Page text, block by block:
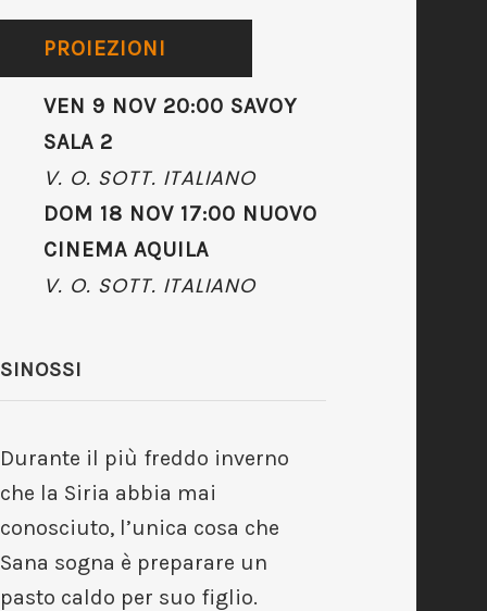
PROIEZIONI
VEN 9 NOV 20:00 SAVOY
SALA 2
V. O. SOTT. ITALIANO
DOM 18 NOV 17:00 NUOVO
CINEMA AQUILA
V. O. SOTT. ITALIANO
SINOSSI
Durante il più freddo inverno
che la Siria abbia mai
conosciuto, l’unica cosa che
Sana sogna è preparare un
pasto caldo per suo figlio.